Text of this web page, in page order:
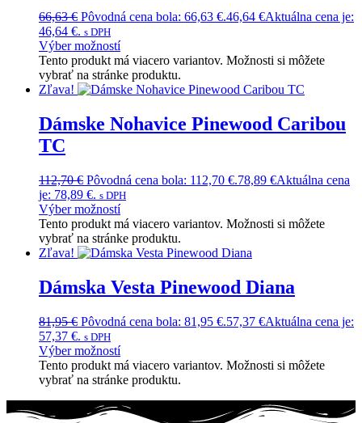
66,63€ Pôvodná cena bola: 66,63 €.46,64 €Aktuálna cena je:
46,64 €. s DPH
Výber možností
Tento produkt má viacero variantov. Možnosti si môžete
vybrať na stránke produktu.
Zľava!
Dámske Nohavice Pinewood Caribou
TC
112,70€ Pôvodná cena bola: 112,70 €.78,89 €Aktuálna cena
je: 78,89 €. s DPH
Výber možností
Tento produkt má viacero variantov. Možnosti si môžete
vybrať na stránke produktu.
Zľava!
Dámska Vesta Pinewood Diana
81,95€ Pôvodná cena bola: 81,95 €.57,37 €Aktuálna cena je:
57,37 €. s DPH
Výber možností
Tento produkt má viacero variantov. Možnosti si môžete
vybrať na stránke produktu.